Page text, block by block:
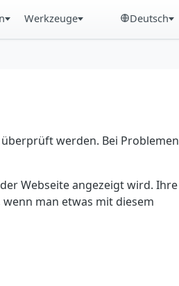
Werkzeuge Deutsch
werden. Bei Problemen
Webseite angezeigt wird. Ihre
man etwas mit diesem